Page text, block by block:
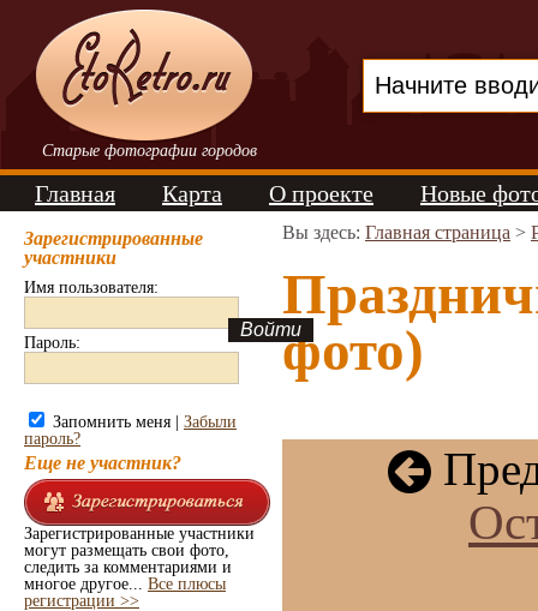
Старые фотографии городов
Главная Карта О проекте Новые
Зарегистрированные
участники
Имя пользователя:
Пароль:
Запомнить меня | Забыли
пароль?
Еще не участник?
Зарегистрированные участники
могут размещать свои фото,
следить за комментариями и
многое другое... Все плюсы
регистрации >>
Вы здесь: Главная страница >
фото)